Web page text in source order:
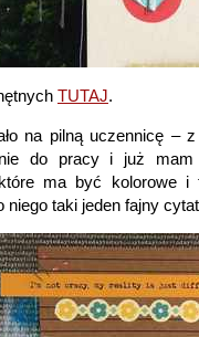
TUTAJ.
na pilną uczennicę –
do pracy i już
ma być kolorowe i
niego taki jeden fajny